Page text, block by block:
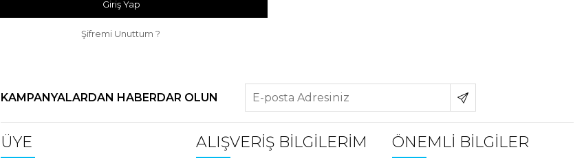
Şifremi Unuttum ?
KAMPANYALARDAN HABERDAR OLUN
ÜYE ALIŞVERİŞ BİLGİLERİM ÖNEMLİ BİLGİLER